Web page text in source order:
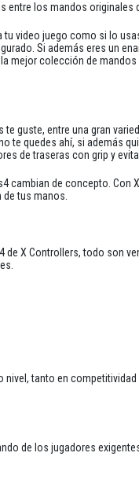
entre los mandos originales
tu video juego como si lo
Si además eres un
mejor colección de
guste, entre una gran
te quedes ahí, si además
de traseras con grip y
cambian de concepto. Con
tus manos.
de X Controllers, todo son
nivel, tanto en
de los jugadores